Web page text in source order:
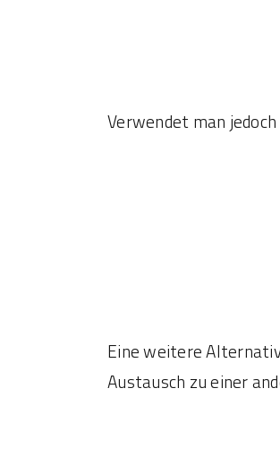
Verwendet man
Eine weitere
Austausch zu einer